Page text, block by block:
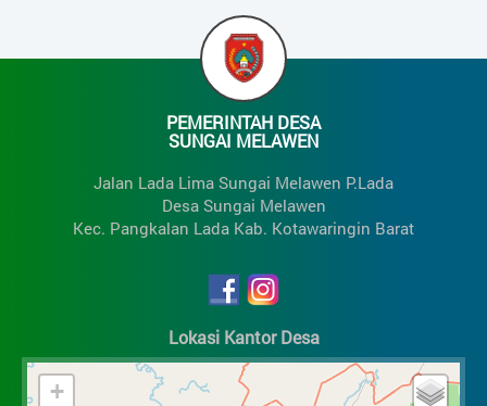
PEMERINTAH DESA
SUNGAI MELAWEN
Jalan Lada Lima Sungai Melawen P.Lada
Desa Sungai Melawen
Kec. Pangkalan Lada Kab. Kotawaringin Barat
Lokasi Kantor Desa
+